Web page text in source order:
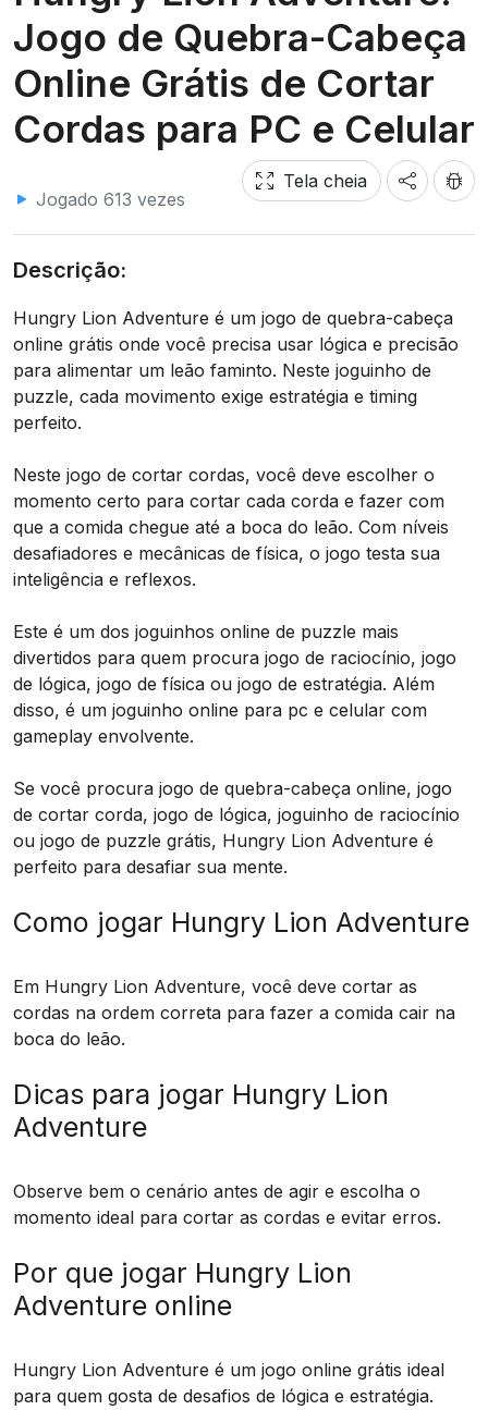
Jogo de Quebra-Cabeça
Online Grátis de Cortar
Cordas para PC e Celular
Jogado 613 vezes
Tela cheia
Descrição:
Hungry Lion Adventure é um jogo de quebra-cabeça
online grátis onde você precisa usar lógica e precisão
para alimentar um leão faminto. Neste joguinho de
puzzle, cada movimento exige estratégia e timing
perfeito.
Neste jogo de cortar cordas, você deve escolher o
momento certo para cortar cada corda e fazer com
que a comida chegue até a boca do leão. Com níveis
desafiadores e mecânicas de física, o jogo testa sua
inteligência e reflexos.
Este é um dos joguinhos online de puzzle mais
divertidos para quem procura jogo de raciocínio, jogo
de lógica, jogo de física ou jogo de estratégia. Além
disso, é um joguinho online para pc e celular com
gameplay envolvente.
Se você procura jogo de quebra-cabeça online, jogo
de cortar corda, jogo de lógica, joguinho de raciocínio
ou jogo de puzzle grátis, Hungry Lion Adventure é
perfeito para desafiar sua mente.
Como jogar Hungry Lion Adventure
Em Hungry Lion Adventure, você deve cortar as
cordas na ordem correta para fazer a comida cair na
boca do leão.
Dicas para jogar Hungry Lion
Adventure
Observe bem o cenário antes de agir e escolha o
momento ideal para cortar as cordas e evitar erros.
Por que jogar Hungry Lion
Adventure online
Hungry Lion Adventure é um jogo online grátis ideal
para quem gosta de desafios de lógica e estratégia.